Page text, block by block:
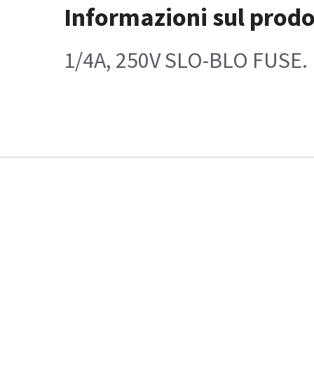
Informazioni sul
1/4A, 250V SLO-BLO FUSE.